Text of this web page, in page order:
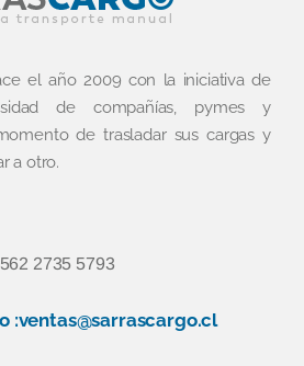
el año 2009 con la iniciativa de
de compañías, pymes y
de trasladar sus cargas y
a otro.
2735 5793
:ventas@sarrascargo.cl